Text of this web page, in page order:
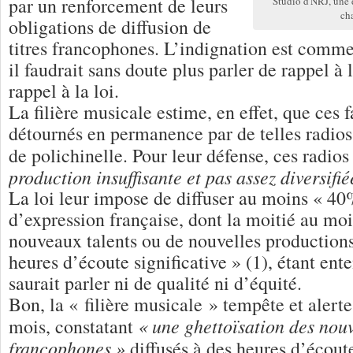
par un renforcement de leurs
obligations de diffusion de
titres francophones. L’indignation est
il faudrait sans doute plus parler de rappel à
rappel à la loi.
La filière musicale estime, en effet, que ces
détournés en permanence par de telles
de polichinelle. Pour leur défense, ces
production insuffisante et pas assez
La loi leur impose de diffuser au moins «
d’expression française, dont la moitié au
nouveaux talents ou de nouvelles
heures d’écoute significative » (1), étant
saurait parler ni de qualité ni d’équité.
Bon, la « filière musicale » tempête et
mois, constatant « une ghettoïsation des
francophones »